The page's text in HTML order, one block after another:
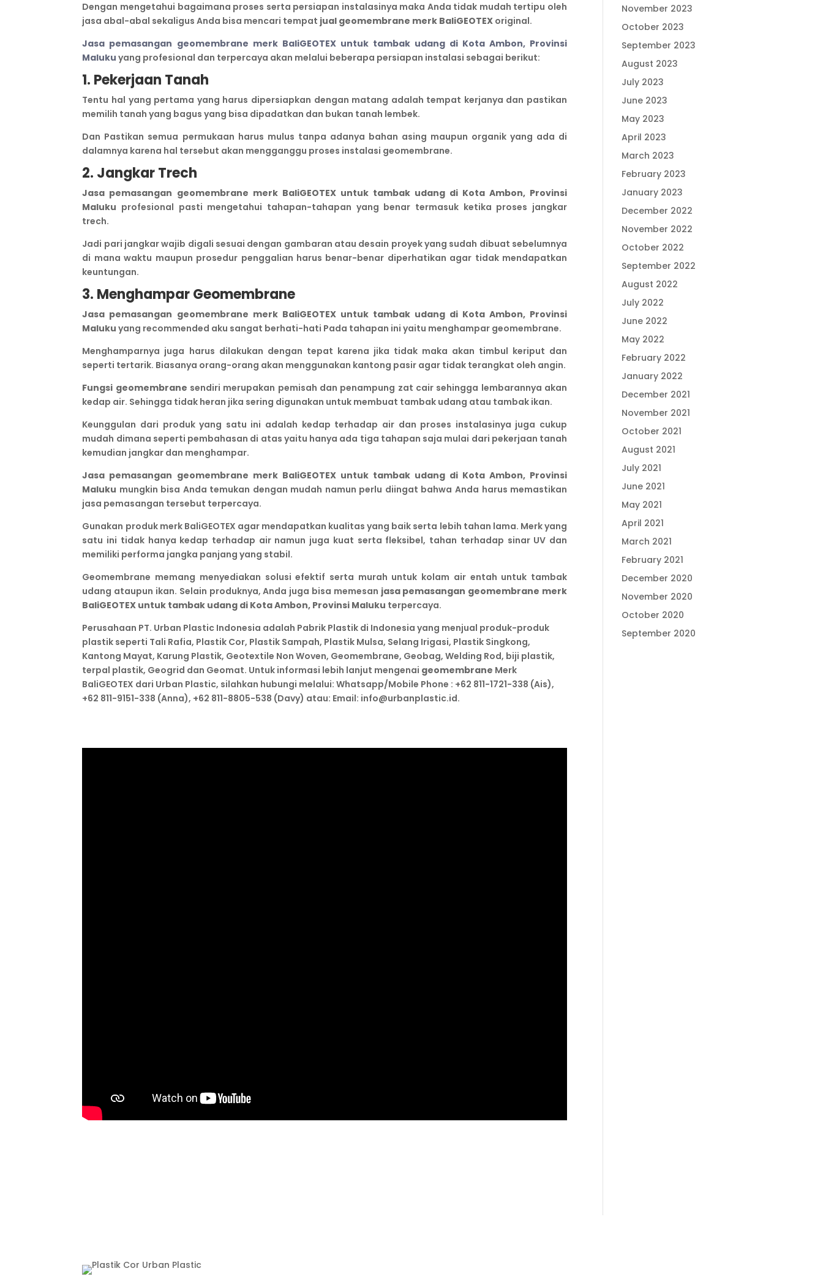
Dengan mengetahui bagaimana proses serta persiapan instalasinya maka Anda tidak mudah tertipu oleh
jasa abal-abal sekaligus Anda bisa mencari tempat jual geomembrane merk BaliGEOTEX original.
Jasa pemasangan geomembrane merk BaliGEOTEX untuk tambak udang di Kota Ambon, Provinsi
Maluku yang profesional dan terpercaya akan melalui beberapa persiapan instalasi sebagai berikut:
1. Pekerjaan Tanah
Tentu hal yang pertama yang harus dipersiapkan dengan matang adalah tempat kerjanya dan pastikan
memilih tanah yang bagus yang bisa dipadatkan dan bukan tanah lembek.
Dan Pastikan semua permukaan harus mulus tanpa adanya bahan asing maupun organik yang ada di
dalamnya karena hal tersebut akan mengganggu proses instalasi geomembrane.
2. Jangkar Trech
Jasa pemasangan geomembrane merk BaliGEOTEX untuk tambak udang di Kota Ambon, Provinsi
Maluku profesional pasti mengetahui tahapan-tahapan yang benar termasuk ketika proses jangkar
trech.
Jadi pari jangkar wajib digali sesuai dengan gambaran atau desain proyek yang sudah dibuat sebelumnya
di mana waktu maupun prosedur penggalian harus benar-benar diperhatikan agar tidak mendapatkan
keuntungan.
3. Menghampar Geomembrane
Jasa pemasangan geomembrane merk BaliGEOTEX untuk tambak udang di Kota Ambon, Provinsi
Malukuyang recommended aku sangat berhati-hati Pada tahapan ini yaitu menghampar geomembrane.
Menghamparnya juga harus dilakukan dengan tepat karena jika tidak maka akan timbul keriput dan
seperti tertarik. Biasanya orang-orang akan menggunakan kantong pasir agar tidak terangkat oleh angin.
Fungsi geomembrane sendiri merupakan pemisah dan penampung zat cair sehingga lembarannya akan
kedap air. Sehingga tidak heran jika sering digunakan untuk membuat tambak udang atau tambak ikan.
Keunggulan dari produk yang satu ini adalah kedap terhadap air dan proses instalasinya juga cukup
mudah dimana seperti pembahasan di atas yaitu hanya ada tiga tahapan saja mulai dari pekerjaan tanah
kemudian jangkar dan menghampar.
Jasa pemasangan geomembrane merk BaliGEOTEX untuk tambak udang di Kota Ambon, Provinsi
Maluku mungkin bisa Anda temukan dengan mudah namun perlu diingat bahwa Anda harus memastikan
jasa pemasangan tersebut terpercaya.
Gunakan produk merk BaliGEOTEX agar mendapatkan kualitas yang baik serta lebih tahan lama. Merk yang
satu ini tidak hanya kedap terhadap air namun juga kuat serta fleksibel, tahan terhadap sinar UV dan
memiliki performa jangka panjang yang stabil.
Geomembrane memang menyediakan solusi efektif serta murah untuk kolam air entah untuk tambak
udang ataupun ikan. Selain produknya, Anda juga bisa memesan jasa pemasangan geomembrane merk
BaliGEOTEX untuk tambak udang di Kota Ambon, Provinsi Maluku terpercaya.
Perusahaan PT. Urban Plastic Indonesia adalah Pabrik Plastik di Indonesia yang menjual produk-produk
plastik seperti Tali Rafia, Plastik Cor, Plastik Sampah, Plastik Mulsa, Selang Irigasi, Plastik Singkong,
Kantong Mayat, Karung Plastik, Geotextile Non Woven, Geomembrane, Geobag, Welding Rod, biji plastik,
terpal plastik, Geogrid dan Geomat. Untuk informasi lebih lanjut mengenai geomembrane Merk
BaliGEOTEX dari Urban Plastic, silahkan hubungi melalui: Whatsapp/Mobile Phone : +62 811-1721-338 (Ais),
+62 811-9151-338 (Anna), +62 811-8805-538 (Davy) atau: Email: info@urbanplastic.id.
November 2023
October 2023
September 2023
August 2023
July 2023
June 2023
May 2023
April 2023
March 2023
February 2023
January 2023
December 2022
November 2022
October 2022
September 2022
August 2022
July 2022
June 2022
May 2022
February 2022
January 2022
December 2021
November 2021
October 2021
August 2021
July 2021
June 2021
May 2021
April 2021
March 2021
February 2021
December 2020
November 2020
October 2020
September 2020